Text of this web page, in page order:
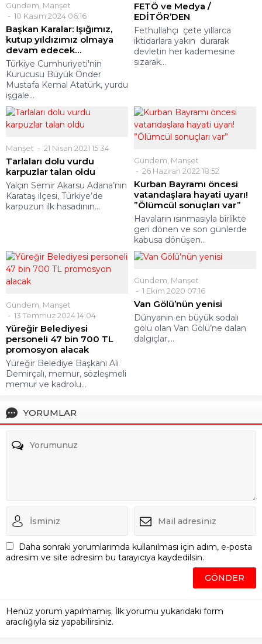
Gündem Manşet
10 Kasım 2024 06:16
Başkan Karalar: Işığımız,
kutup yıldızımız olmaya
devam edecek…
Türkiye Cumhuriyeti'nin
Kurucusu Büyük Önder
Mustafa Kemal Atatürk, yurdu
işgale...
FETÖ ve Medya /
EDİTÖR’DEN
Fethullahçı çete yıllarca
iktidarlara yakın durarak
devletin her kademesine
sızarak...
Manşet 21 Nisan 2021 15:34
Tarlaları dolu vurdu
karpuzlar talan oldu
Yalçın Semir Akarsu Adana’nın
Karataş ilçesi, Türkiye’de
karpuzun ilk hasadının...
Gündem Manşet
26 Haziran 2022 18:52
Kurban Bayramı öncesi
vatandaşlara hayati uyarı!
”Ölümcül sonuçları var”
Havaların ısınmasıyla birlikte
geri dönen ve son günlerde
kabusa dönüşen...
Gündem Manşet
13 Temmuz 2024 14:04
Yüreğir Belediyesi
personeli 47 bin 700 TL
promosyon alacak
Yüreğir Belediye Başkanı Ali
Demirçalı, memur, sözleşmeli
memur ve kadrolu...
Gündem Manşet
1 Ekim 2020 07:16
Van Gölü’nün yenisi
Dünyanın en büyük sodalı
gölü olan Van Gölü’ne dalan
dalgıçlar,...
YORUMLAR
Daha sonraki yorumlarımda kullanılması için adım, e-posta
adresim ve site adresim bu tarayıcıya kaydedilsin.
Henüz yorum yapılmamış. İlk yorumu yukarıdaki form
aracılığıyla siz yapabilirsiniz.